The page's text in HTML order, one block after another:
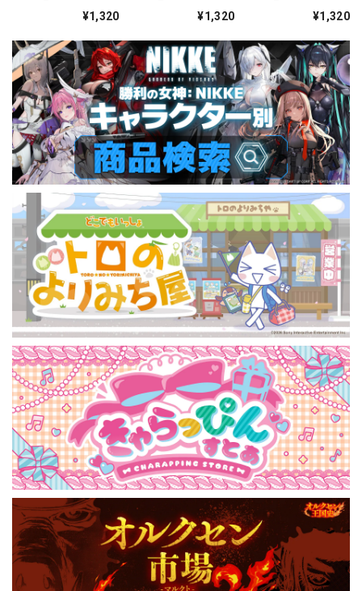
¥1,320 ¥1,320
ォーチュンメイト
¥1,320